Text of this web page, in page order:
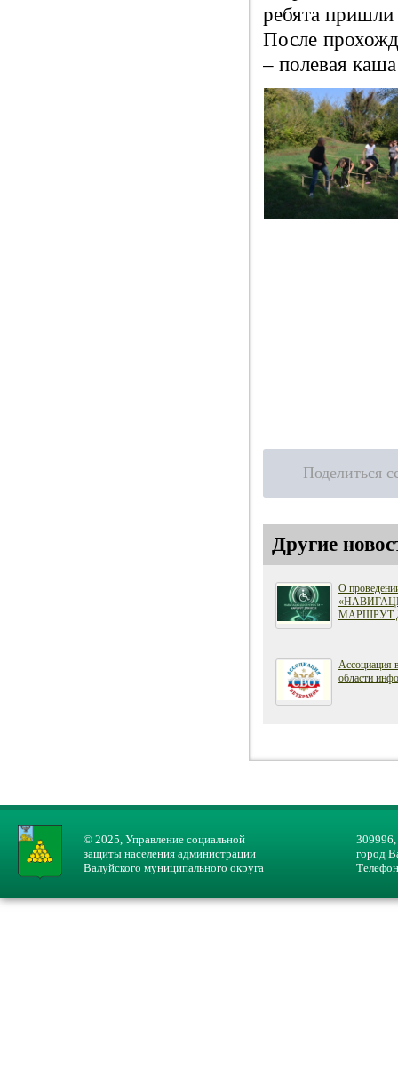
ребята
После
– полевая
Поделиться
Другие
О
МАРШРУТ
Ассоциация
области
© 2025, Управление социальной
защиты населения администрации
Валуйского муниципального округа
309996,
город